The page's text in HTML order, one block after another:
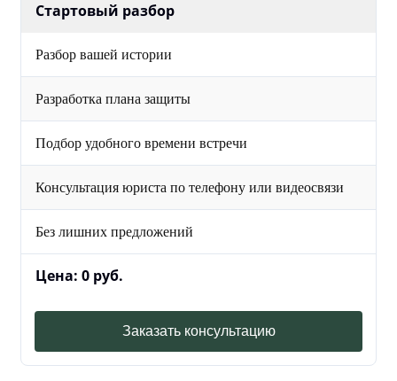
Стартовый разбор
Разбор вашей истории
Разработка плана защиты
Подбор удобного времени встречи
Консультация юриста по телефону или видеосвязи
Без лишних предложений
Цена: 0 руб.
Заказать консультацию